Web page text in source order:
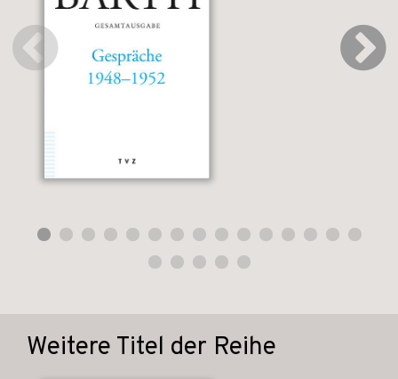
Weitere Titel der Reihe